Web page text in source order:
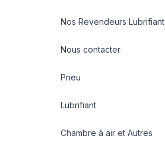
Nos Revendeurs Lubrifiant
Nous contacter
Pneu
Lubrifiant
Chambre à air et Autres